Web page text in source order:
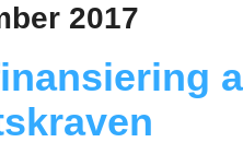
2017